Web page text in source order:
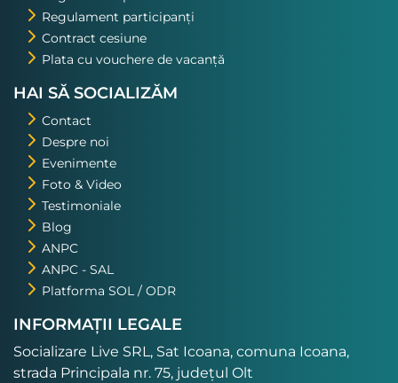
Regulament participanți
Contract cesiune
Plata cu vouchere de vacanță
HAI SĂ SOCIALIZĂM
Contact
Despre noi
Evenimente
Foto & Video
Testimoniale
Blog
ANPC
ANPC - SAL
Platforma SOL / ODR
INFORMAȚII LEGALE
Socializare Live SRL, Sat Icoana, comuna Icoana,
strada Principala nr. 75, județul Olt